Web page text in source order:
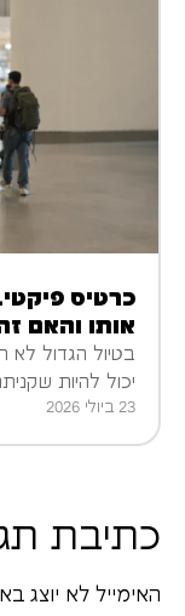
כרטיס
אותו והאם
בטיול הגדול לא
יכול להיות
23 ביולי 2026
כתיבת
האימייל לא יוצג